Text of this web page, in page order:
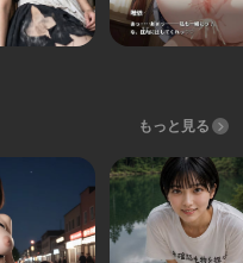
もっと見る